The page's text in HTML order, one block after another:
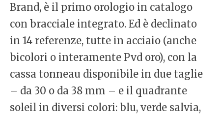
Brand, è il primo orologio in catalogo
con bracciale integrato. Ed è declinato
in 14 referenze, tutte in acciaio (anche
bicolori o interamente Pvd oro), con la
cassa tonneau disponibile in due taglie
– da 30 o da 38 mm – e il quadrante
soleil in diversi colori: blu, verde salvia,